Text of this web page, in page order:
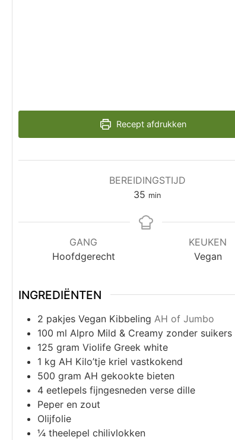
Recept afdrukken
BEREIDINGSTIJD
35 min
GANG
Hoofdgerecht
KEUKEN
Vegan
INGREDIËNTEN
2 pakjes Vegan Kibbeling AH of Jumbo
100 ml Alpro Mild & Creamy zonder suikers
125 gram Violife Greek white
1 kg AH Kilo’tje kriel vastkokend
500 gram AH gekookte bieten
4 eetlepels fijngesneden verse dille
Peper en zout
Olijfolie
¼ theelepel chilivlokken